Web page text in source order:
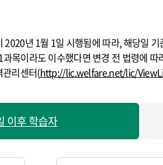
년 1월 1일 시행됨에 따라, 해당일
목이라도 이수했다면 변경 전 법령에 따
리센터(http://lic.welfare.net/lic/
이후 학습자